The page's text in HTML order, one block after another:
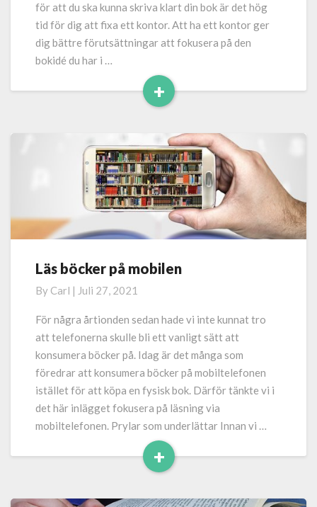
för att du ska kunna skriva klart din bok är det hög
tid för dig att fixa ett kontor. Att ha ett kontor ger
dig bättre förutsättningar att fokusera på den
bokidé du har i …
+
Read
Läs
på
mobilen
Läs böcker på mobilen
By Carl | Juli 27, 2021
För några årtionden sedan hade vi inte kunnat tro
att telefonerna skulle bli ett vanligt sätt att
konsumera böcker på. Idag är det många som
föredrar att konsumera böcker på mobiltelefonen
istället för att köpa en fysisk bok. Därför tänkte vi i
det här inlägget fokusera på läsning via
mobiltelefonen. Prylar som underlättar Innan vi …
+
Read